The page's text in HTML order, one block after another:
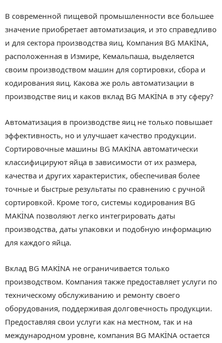
В современной пищевой промышленности все большее
значение приобретает автоматизация, и это справедливо
и для сектора производства яиц. Компания BG MAKİNA,
расположенная в Измире, Кемальпаша, выделяется
своим производством машин для сортировки, сбора и
кодирования яиц. Какова же роль автоматизации в
производстве яиц и каков вклад BG MAKİNA в эту сферу?
Автоматизация в производстве яиц не только повышает
эффективность, но и улучшает качество продукции.
Сортировочные машины BG MAKİNA автоматически
классифицируют яйца в зависимости от их размера,
качества и других характеристик, обеспечивая более
точные и быстрые результаты по сравнению с ручной
сортировкой. Кроме того, системы кодирования BG
MAKİNA позволяют легко интегрировать даты
производства, даты упаковки и подобную информацию
для каждого яйца.
Вклад BG MAKİNA не ограничивается только
производством. Компания также предоставляет услуги по
техническому обслуживанию и ремонту своего
оборудования, поддерживая долговечность продукции.
Предоставляя свои услуги как на местном, так и на
международном уровне, компания BG MAKİNA остается